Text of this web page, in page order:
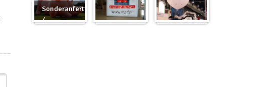
Sonderanfertigung
/